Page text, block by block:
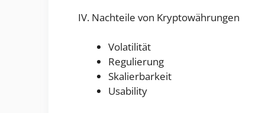
IV. Nachteile von Kryptowährungen
Volatilität
Regulierung
Skalierbarkeit
Usability